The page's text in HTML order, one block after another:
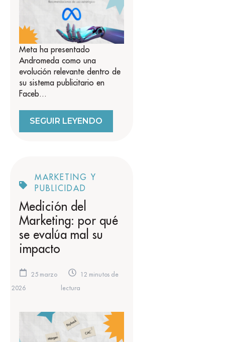
Meta ha presentado
Andromeda como una
evolución relevante dentro de
su sistema publicitario en
Faceb...
SEGUIR LEYENDO
MARKETING Y
PUBLICIDAD
Medición del
Marketing: por qué
se evalúa mal su
impacto
25 marzo
2026
12 minutos de
lectura